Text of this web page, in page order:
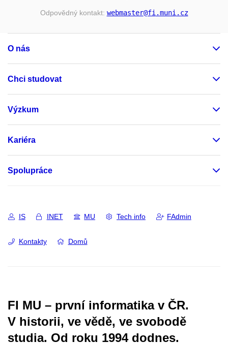
Odpovědný kontakt: webmaster@fi.muni.cz
O nás
Chci studovat
Výzkum
Kariéra
Spolupráce
IS INET MU Tech info FAdmin
Kontakty Domů
FI MU – první informatika v ČR.
V historii, ve vědě, ve svobodě
studia. Od roku 1994 dodnes.